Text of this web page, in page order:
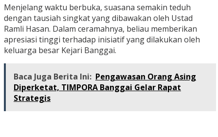
Menjelang waktu berbuka, suasana semakin teduh
dengan tausiah singkat yang dibawakan oleh Ustad
Ramli Hasan. Dalam ceramahnya, beliau memberikan
apresiasi tinggi terhadap inisiatif yang dilakukan oleh
keluarga besar Kejari Banggai.
Baca Juga Berita Ini: Pengawasan Orang Asing
Diperketat, TIMPORA Banggai Gelar Rapat
Strategis